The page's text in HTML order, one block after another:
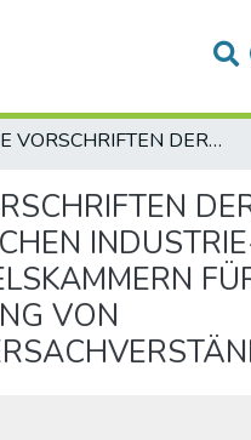
Communities &
Statistics
All of DSpace
DIE VORSCHRIFTEN DER DEUTSCHEN INDUSTRIE- UND HANDELSKAMMERN FÜR DIE PRÜFUNG VON BÜCHERSACHVERSTÄNDIGEN
VON